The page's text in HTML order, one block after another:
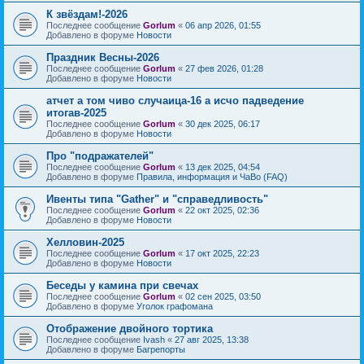
К звёздам!-2026
Последнее сообщение Gorlum « 06 апр 2026, 01:55
Добавлено в форуме Новости
Праздник Весны-2026
Последнее сообщение Gorlum « 27 фев 2026, 01:28
Добавлено в форуме Новости
атчет а том чиво случаица-16 а исчо падведение
итогав-2025
Последнее сообщение Gorlum « 30 дек 2025, 06:17
Добавлено в форуме Новости
Про "подражателей"
Последнее сообщение Gorlum « 13 дек 2025, 04:54
Добавлено в форуме Правила, информация и ЧаВо (FAQ)
Ивенты типа "Gather" и "справедливость"
Последнее сообщение Gorlum « 22 окт 2025, 02:36
Добавлено в форуме Новости
Хелловин-2025
Последнее сообщение Gorlum « 17 окт 2025, 22:23
Добавлено в форуме Новости
Беседы у камина при свечах
Последнее сообщение Gorlum « 02 сен 2025, 03:50
Добавлено в форуме Уголок графомана
Отображение двойного тортика
Последнее сообщение Ivash « 27 авг 2025, 13:38
Добавлено в форуме Багрепорты